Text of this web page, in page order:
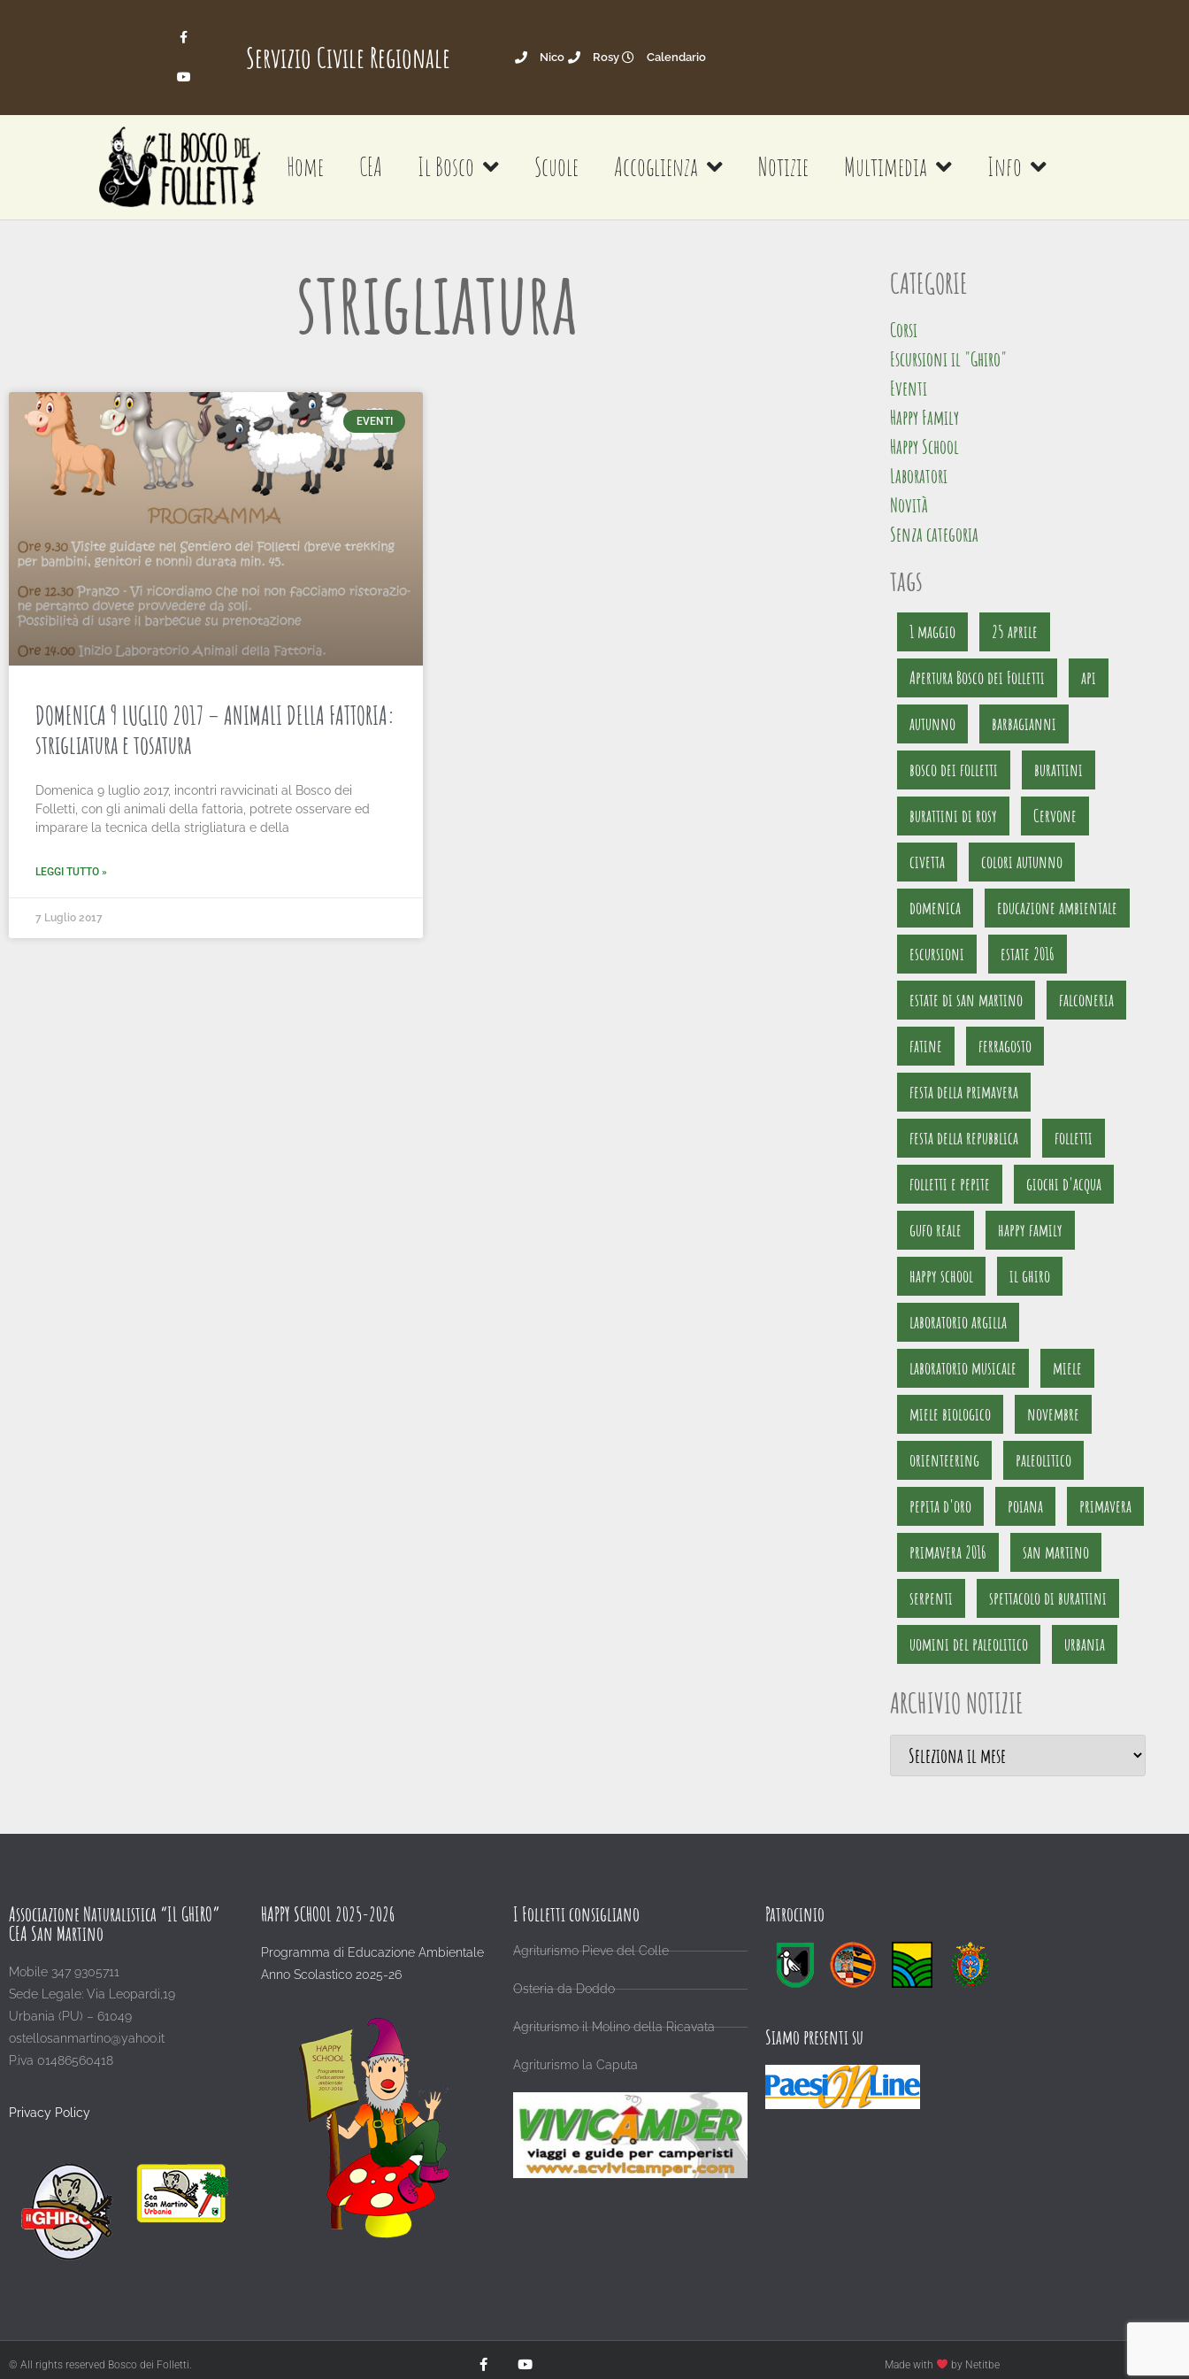
Servizio Civile Regionale Nico Rosy Calendario
Home CEA Il Bosco Scuole Accoglienza Notizie Multimedia Info
strigliatura
EVENTI
DOMENICA 9 LUGLIO 2017 – ANIMALI DELLA FATTORIA:
strigliatura e tosatura
Domenica 9 luglio 2017, incontri ravvicinati al Bosco dei
Folletti, con gli animali della fattoria, potrete osservare ed
imparare la tecnica della strigliatura e della
LEGGI TUTTO »
7 Luglio 2017
CATEGORIE
Corsi
Escursioni il "Ghiro"
Eventi
Happy Family
Happy School
Laboratori
Novità
Senza categoria
tags
1 maggio 25 aprile
Apertura Bosco dei Folletti api
autunno barbagianni
bosco dei folletti burattini
burattini di rosy Cervone
civetta colori autunno
domenica educazione ambientale
escursioni estate 2016
estate di san martino falconeria
fatine ferragosto
festa della primavera
festa della repubblica folletti
folletti e pepite giochi d'acqua
gufo reale happy family
happy school il ghiro
laboratorio argilla
laboratorio musicale miele
miele biologico novembre
orienteering paleolitico
pepita d'oro poiana primavera
primavera 2016 san martino
serpenti spettacolo di burattini
uomini del paleolitico urbania
ARCHIVIO NOTIZIE
Associazione Naturalistica “IL GHIRO”
CEA San Martino
Mobile 347 9305711
Sede Legale: Via Leopardi,19
Urbania (PU) – 61049
ostellosanmartino@yahoo.it
P.iva 01486560418
Privacy Policy
HAPPY SCHOOL 2025-2026
Programma di Educazione Ambientale
Anno Scolastico 2025-26
I Folletti consigliano
Agriturismo Pieve del Colle
Osteria da Doddo
Agriturismo il Molino della Ricavata
Agriturismo la Caputa
Patrocinio
Siamo presenti su
© All rights reserved Bosco dei Folletti. Made with by Netitbe